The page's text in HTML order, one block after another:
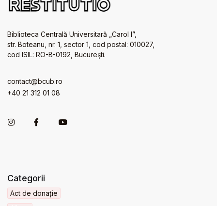
Biblioteca Centrală Universitară „Carol I”,
str. Boteanu, nr. 1, sector 1, cod postal: 010027,
cod ISIL: RO-B-0192, Bucureşti.
contact@bcub.ro
+40 21 312 01 08
Categorii
Act de donație